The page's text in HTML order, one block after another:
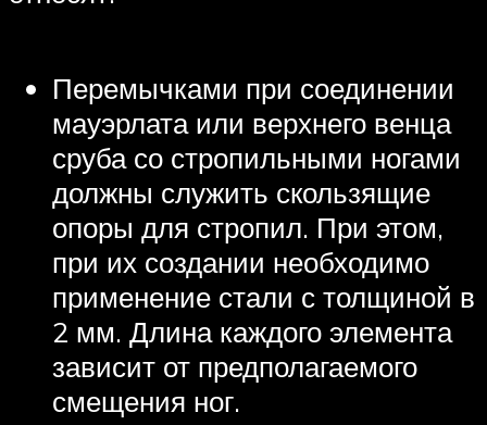
Перемычками при соединении
мауэрлата или верхнего венца
сруба со стропильными ногами
должны служить скользящие
опоры для стропил. При этом,
при их создании необходимо
применение стали с толщиной в
2 мм. Длина каждого элемента
зависит от предполагаемого
смещения ног.